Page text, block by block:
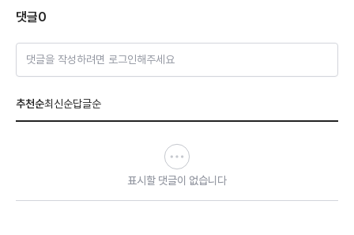
댓글0
댓글을 작성하려면 로그인해주세요
추천순최신순답글순
표시할 댓글이 없습니다